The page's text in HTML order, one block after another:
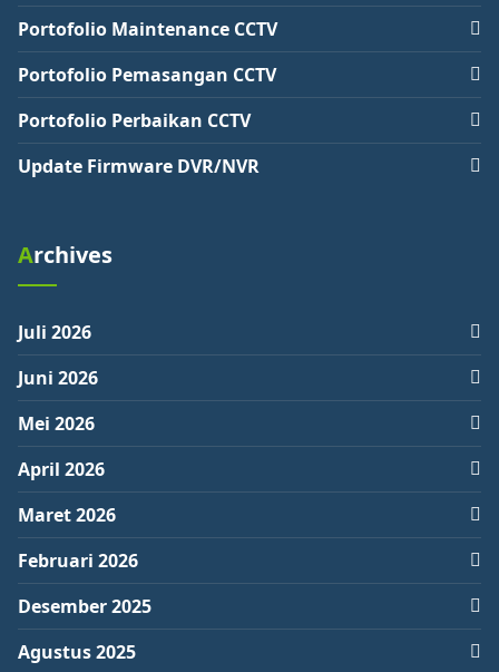
Portofolio Maintenance CCTV
Portofolio Pemasangan CCTV
Portofolio Perbaikan CCTV
Update Firmware DVR/NVR
Archives
Juli 2026
Juni 2026
Mei 2026
April 2026
Maret 2026
Februari 2026
Desember 2025
Agustus 2025